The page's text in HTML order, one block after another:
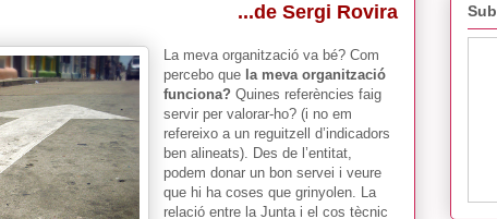
...de Sergi Rovira
La meva organització va bé? Com
percebo que la meva organització
funciona? Quines referències faig
servir per valorar-ho? (i no em
refereixo a un reguitzell d’indicadors
ben alineats). Des de l’entitat,
podem donar un bon servei i veure
que hi ha coses que grinyolen. La
relació entre la Junta i el cos tècnic